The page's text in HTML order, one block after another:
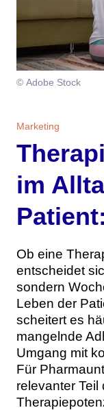
Mediadaten
Themen
Branche
Studien
Digital Health
Aktuelle
Abonnement
Kontakt
Team
© Adobe Stock
Marketing
im
Ob eine
entscheidet
sondern
Leben der
scheitert es
mangelnde
Umgang mit
Für
relevanter